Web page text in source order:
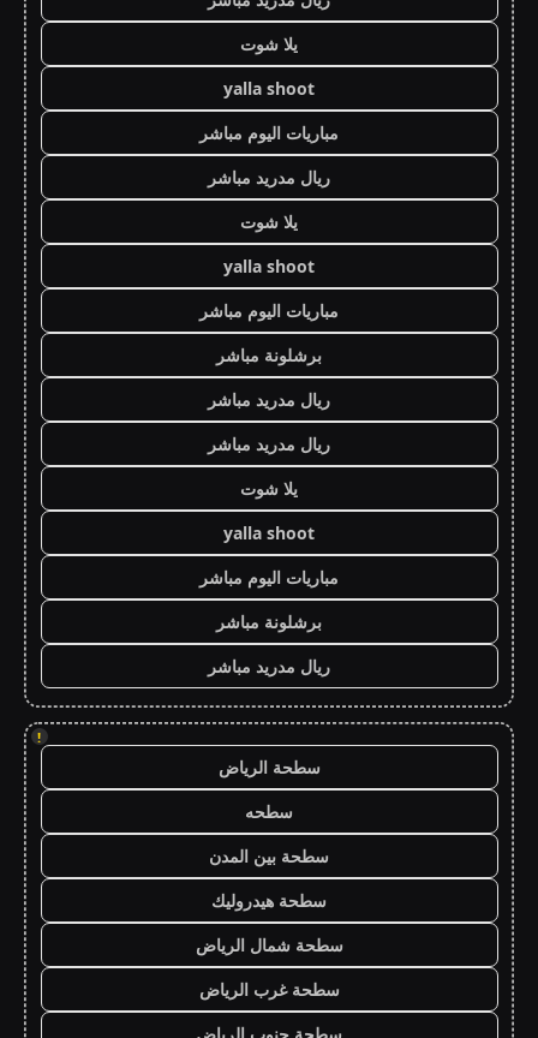
يلا شوت
yalla shoot
مباريات اليوم مباشر
ريال مدريد مباشر
يلا شوت
yalla shoot
مباريات اليوم مباشر
برشلونة مباشر
ريال مدريد مباشر
ريال مدريد مباشر
يلا شوت
yalla shoot
مباريات اليوم مباشر
برشلونة مباشر
ريال مدريد مباشر
!
سطحة الرياض
سطحه
سطحة بين المدن
سطحة هيدروليك
سطحة شمال الرياض
سطحة غرب الرياض